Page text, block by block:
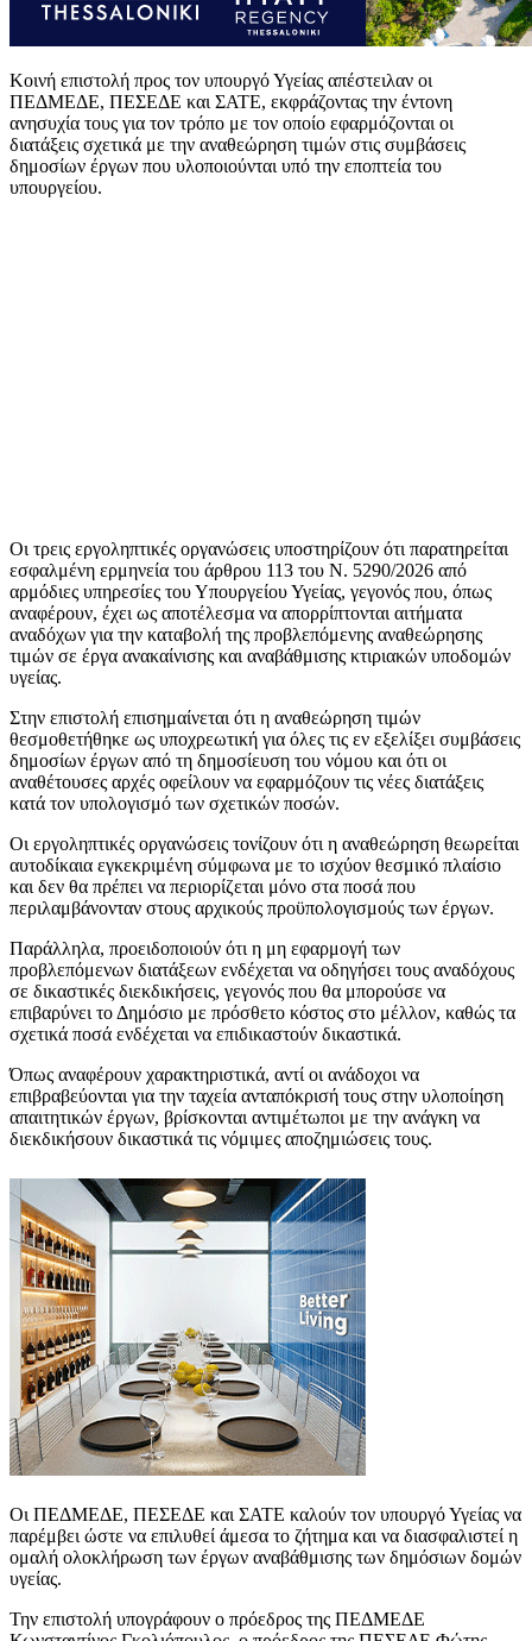
Κοινή επιστολή προς τον υπουργό Υγείας απέστειλαν οι
ΠΕΔΜΕΔΕ, ΠΕΣΕΔΕ και ΣΑΤΕ, εκφράζοντας την έντονη
ανησυχία τους για τον τρόπο με τον οποίο εφαρμόζονται οι
διατάξεις σχετικά με την αναθεώρηση τιμών στις συμβάσεις
δημοσίων έργων που υλοποιούνται υπό την εποπτεία του
υπουργείου.
Οι τρεις εργοληπτικές οργανώσεις υποστηρίζουν ότι παρατηρείται
εσφαλμένη ερμηνεία του άρθρου 113 του Ν. 5290/2026 από
αρμόδιες υπηρεσίες του Υπουργείου Υγείας, γεγονός που, όπως
αναφέρουν, έχει ως αποτέλεσμα να απορρίπτονται αιτήματα
αναδόχων για την καταβολή της προβλεπόμενης αναθεώρησης
τιμών σε έργα ανακαίνισης και αναβάθμισης κτιριακών υποδομών
υγείας.
Στην επιστολή επισημαίνεται ότι η αναθεώρηση τιμών
θεσμοθετήθηκε ως υποχρεωτική για όλες τις εν εξελίξει συμβάσεις
δημοσίων έργων από τη δημοσίευση του νόμου και ότι οι
αναθέτουσες αρχές οφείλουν να εφαρμόζουν τις νέες διατάξεις
κατά τον υπολογισμό των σχετικών ποσών.
Οι εργοληπτικές οργανώσεις τονίζουν ότι η αναθεώρηση θεωρείται
αυτοδίκαια εγκεκριμένη σύμφωνα με το ισχύον θεσμικό πλαίσιο
και δεν θα πρέπει να περιορίζεται μόνο στα ποσά που
περιλαμβάνονταν στους αρχικούς προϋπολογισμούς των έργων.
Παράλληλα, προειδοποιούν ότι η μη εφαρμογή των
προβλεπόμενων διατάξεων ενδέχεται να οδηγήσει τους αναδόχους
σε δικαστικές διεκδικήσεις, γεγονός που θα μπορούσε να
επιβαρύνει το Δημόσιο με πρόσθετο κόστος στο μέλλον, καθώς τα
σχετικά ποσά ενδέχεται να επιδικαστούν δικαστικά.
Όπως αναφέρουν χαρακτηριστικά, αντί οι ανάδοχοι να
επιβραβεύονται για την ταχεία ανταπόκρισή τους στην υλοποίηση
απαιτητικών έργων, βρίσκονται αντιμέτωποι με την ανάγκη να
διεκδικήσουν δικαστικά τις νόμιμες αποζημιώσεις τους.
Οι ΠΕΔΜΕΔΕ, ΠΕΣΕΔΕ και ΣΑΤΕ καλούν τον υπουργό Υγείας να
παρέμβει ώστε να επιλυθεί άμεσα το ζήτημα και να διασφαλιστεί η
ομαλή ολοκλήρωση των έργων αναβάθμισης των δημόσιων δομών
υγείας.
Την επιστολή υπογράφουν ο πρόεδρος της ΠΕΔΜΕΔΕ